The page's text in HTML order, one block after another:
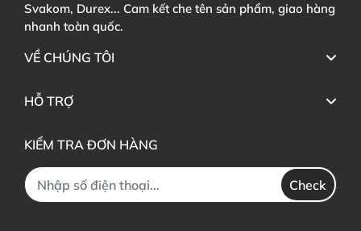
Svakom, Durex... Cam kết che tên sản phẩm, giao hàng
nhanh toàn quốc.
VỀ CHÚNG TÔI
HỖ TRỢ
KIỂM TRA ĐƠN HÀNG
Check